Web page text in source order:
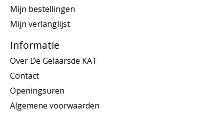
Mijn bestellingen
Mijn verlanglijst
Informatie
Over De Gelaarsde KAT
Contact
Openingsuren
Algemene voorwaarden